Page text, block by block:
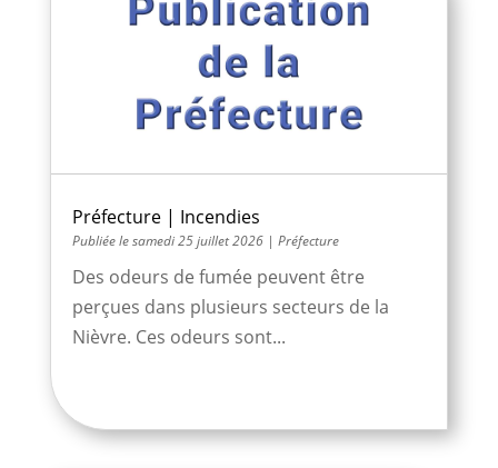
Préfecture | Incendies
samedi 25 juillet 2026| Préfecture
Des odeurs de fumée peuvent être
perçues dans plusieurs secteurs de la
Nièvre. Ces odeurs sont...